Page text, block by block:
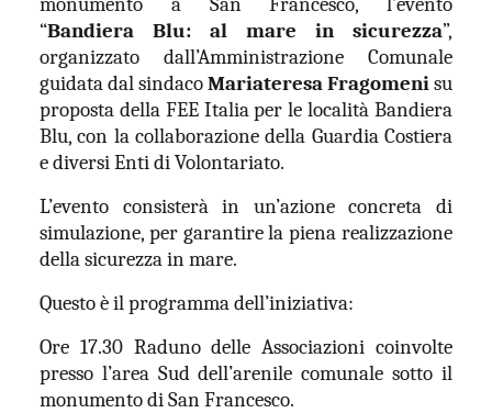
“Bandiera Blu: al mare in sicurezza”,
organizzato dall’Amministrazione Comunale
guidata dal sindacoMariateresa Fragomenisu
proposta dellaFEE Italia per le località Bandiera
Blu,con la collaborazione della Guardia Costiera
e diversi Enti di Volontariato.
L’evento consisterà in un’azione concreta di
simulazione, per garantire la piena realizzazione
della sicurezza in mare.
Questo è il programma dell’iniziativa:
Ore 17.30 Raduno delle Associazioni coinvolte
presso l’area Sud dell’arenile comunale sotto il
monumento di San Francesco.